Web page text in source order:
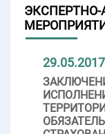
29.05.2017